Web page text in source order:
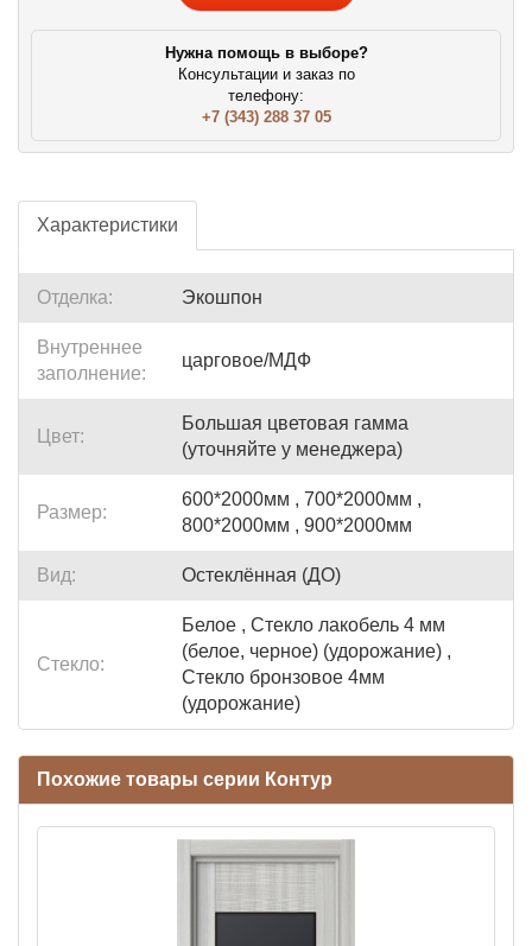
Нужна помощь в выборе?
Консультации и заказ по
телефону:
+7 (343) 288 37 05
Характеристики
Отделка: Экошпон
Внутреннее
заполнение:
царговое/МДФ
Цвет:
Большая цветовая гамма
(уточняйте у менеджера)
Размер:
600*2000мм , 700*2000мм ,
800*2000мм , 900*2000мм
Вид: Остеклённая (ДО)
Стекло:
Белое , Стекло лакобель 4 мм
(белое, черное) (удорожание) ,
Стекло бронзовое 4мм
(удорожание)
Похожие товары серии Контур